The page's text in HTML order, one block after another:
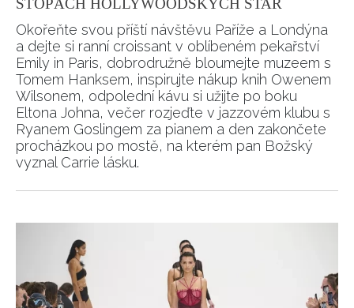
Okořeňte svou příští návštěvu Paříže a Londýna
a dejte si ranní croissant v oblíbeném pekařství
Emily in Paris, dobrodružně bloumejte muzeem s
Tomem Hanksem, inspirujte nákup knih Owenem
Wilsonem, odpolední kávu si užijte po boku
Eltona Johna, večer rozjeďte v jazzovém klubu s
Ryanem Goslingem za pianem a den zakončete
procházkou po mostě, na kterém pan Božský
vyznal Carrie lásku.